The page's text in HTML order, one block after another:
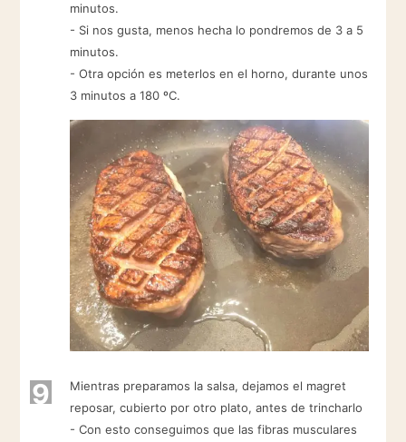
minutos.
- Si nos gusta, menos hecha lo pondremos de 3 a 5
minutos.
- Otra opción es meterlos en el horno, durante unos
3 minutos a 180 ºC.
9
Mientras preparamos la salsa, dejamos el magret
reposar, cubierto por otro plato, antes de trincharlo
- Con esto conseguimos que las fibras musculares